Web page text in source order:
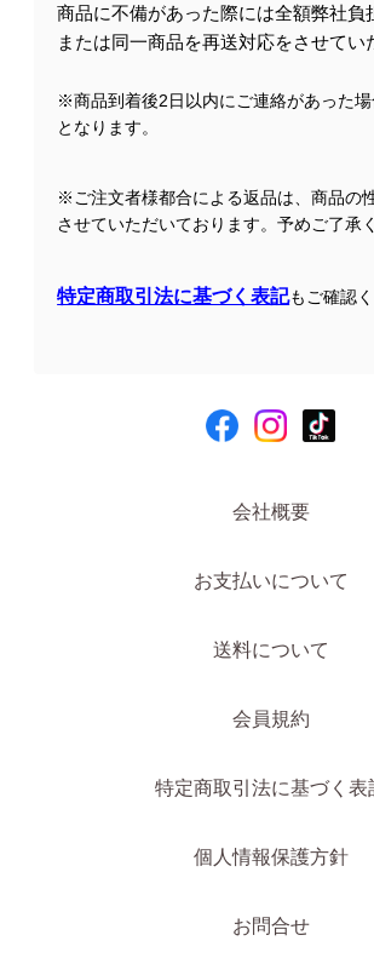
商品に不備があった際には全額弊社負
または同一商品を再送対応をさせてい
※商品到着後2日以内にご連絡があった
となります。
※ご注文者様都合による返品は、商品の
させていただいております。予めご了承
特定商取引法に基づく表記もご確認く
会社概要
お支払いについて
送料について
会員規約
特定商取引法に基づく表
個人情報保護方針
お問合せ